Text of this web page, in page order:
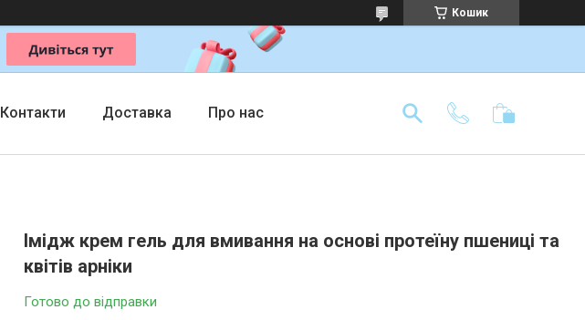
Кошик
Контакти Доставка Про нас
Імідж крем гель для вмивання на основі протеїну пшениці та
квітів арніки
Готово до відправки